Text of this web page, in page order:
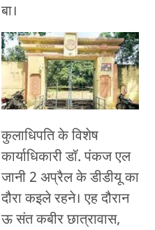
बा।
कुलाधिपति के विशेष
कार्याधिकारी डॉ. पंकज एल
जानी 2 अप्रैल के डीडीयू का
दौरा कइले रहने। एह दौरान
ऊ संत कबीर छात्रावास,